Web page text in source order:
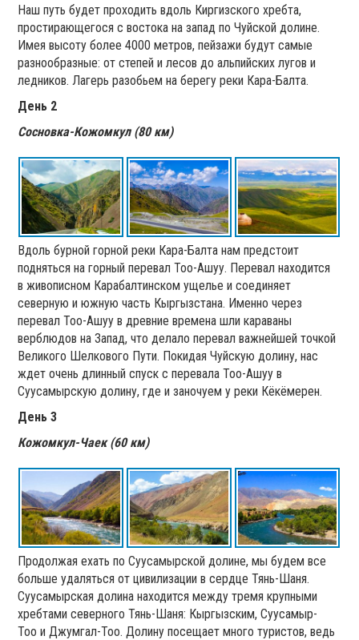
Наш путь будет проходить вдоль Киргизского хребта,
простирающегося с востока на запад по Чуйской долине.
Имея высоту более 4000 метров, пейзажи будут самые
разнообразные: от степей и лесов до альпийских лугов и
ледников. Лагерь разобьем на берегу реки Кара-Балта.
День 2
Сосновка-Кожомкул (80 км)
Вдоль бурной горной реки Кара-Балта нам предстоит
подняться на горный перевал Тоо-Ашуу. Перевал находится
в живописном Карабалтинском ущелье и соединяет
северную и южную часть Кыргызстана. Именно через
перевал Тоо-Ашуу в древние времена шли караваны
верблюдов на Запад, что делало перевал важнейшей точкой
Великого Шелкового Пути. Покидая Чуйскую долину, нас
ждет очень длинный спуск с перевала Тоо-Ашуу в
Суусамырскую долину, где и заночуем у реки Кёкёмерен.
День 3
Кожомкул-Чаек (60 км)
Продолжая ехать по Суусамырской долине, мы будем все
больше удаляться от цивилизации в сердце Тянь-Шаня.
Суусамырская долина находится между тремя крупными
хребтами северного Тянь-Шаня: Кыргызским, Суусамыр-
Тоо и Джумгал-Тоо. Долину посещает много туристов, ведь